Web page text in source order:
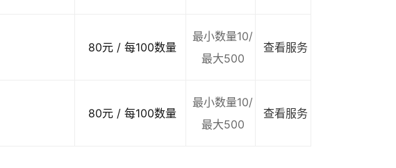
80元 / 每100数量
最小数量10/
最大500
查看服务
80元 / 每100数量
最小数量10/
最大500
查看服务